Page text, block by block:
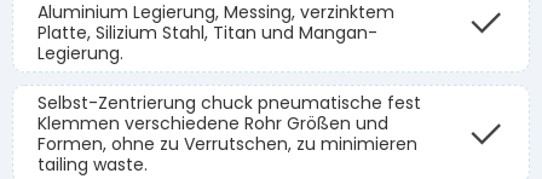
Aluminium Legierung, Messing, verzinktem
Platte, Silizium Stahl, Titan und Mangan-
Legierung.
Selbst-Zentrierung chuck pneumatische fest
Klemmen verschiedene Rohr Größen und
Formen, ohne zu Verrutschen, zu minimieren
tailing waste.